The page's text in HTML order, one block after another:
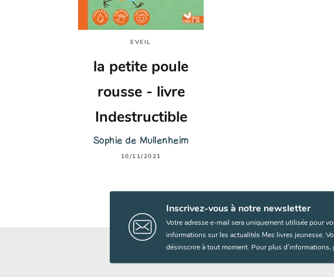
EVEIL
la petite poule
rousse - livre
Indestructible
Sophie de Mullenheim
10/11/2021
Inscrivez-vous à notre newsletter
Votre adresse e-mail sera uniquement utilisée pour
informations sur les actualités Mes livres jeunesse.
désinscrire à tout moment. Pour plus d’informations,